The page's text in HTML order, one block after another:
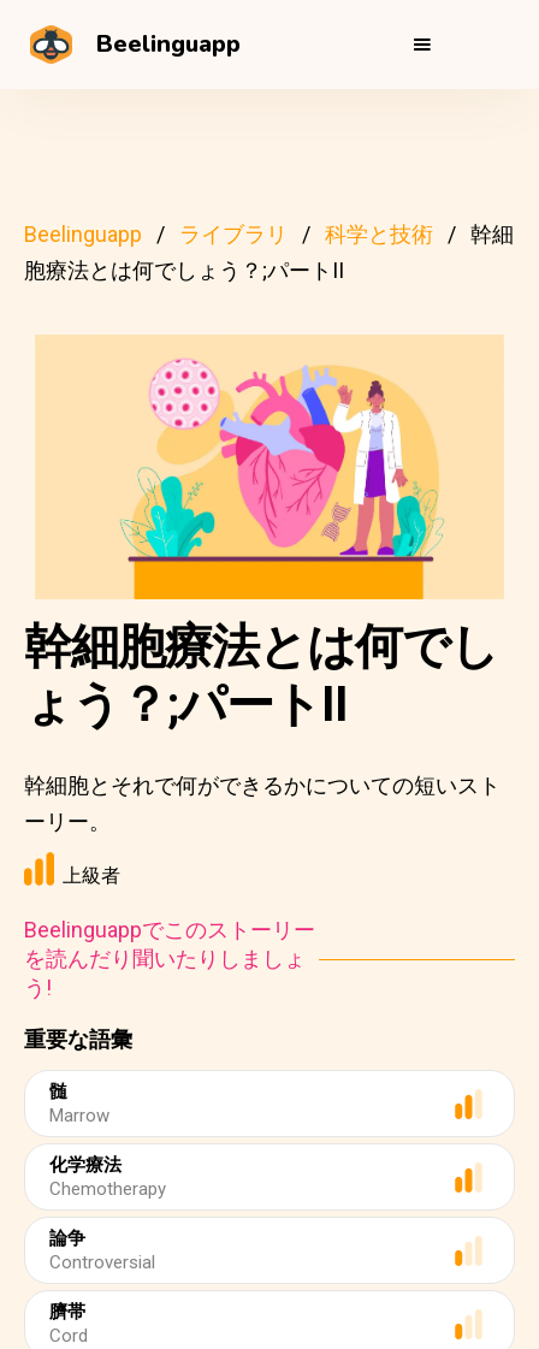
Beelinguapp
Beelinguapp ライブラリ 科学と技術
幹細
胞療法とは何でしょう？;パートII
重要な語彙
髄
Marrow
化学療法
Chemotherapy
論争
Controversial
臍帯
Cord
幹細胞療法とは何でし
ょう？;パートII
幹細胞とそれで何ができるかについての短いスト
ーリー。
上級者
Beelinguappでこのストーリー
を読んだり聞いたりしましょ
う!